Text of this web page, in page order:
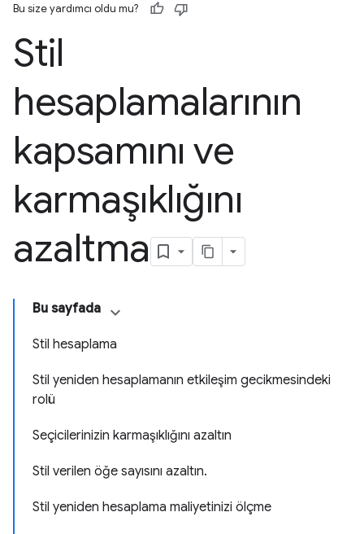
Bu size yardımcı oldu mu?
Stil
hesaplamalarının
kapsamını ve
karmaşıklığını
azaltma
Bu sayfada
Stil hesaplama
Stil yeniden hesaplamanın etkileşim gecikmesindeki
rolü
Seçicilerinizin karmaşıklığını azaltın
Stil verilen öğe sayısını azaltın.
Stil yeniden hesaplama maliyetinizi ölçme